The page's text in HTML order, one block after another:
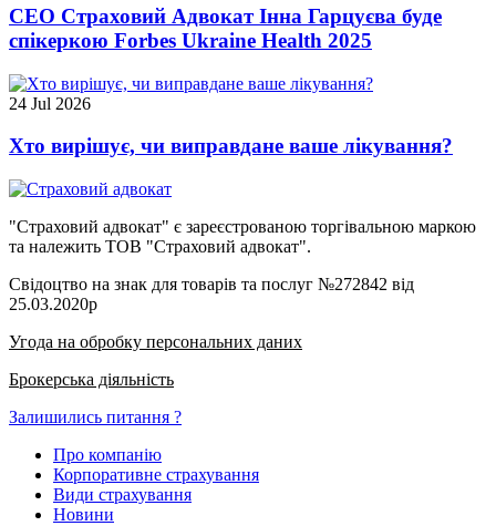
СЕО Страховий Адвокат Інна Гарцуєва буде
спікеркою Forbes Ukraine Health 2025
24 Jul 2026
Хто вирішує, чи виправдане ваше лікування?
"Страховий адвокат" є зареєстрованою торгівальною маркою
та належить ТОВ "Страховий адвокат".
Свідоцтво на знак для товарів та послуг №272842 від
25.03.2020р
Угода на обробку персональних даних
Брокерська діяльність
Залишились питання ?
Про компанію
Корпоративне страхування
Види страхування
Новини